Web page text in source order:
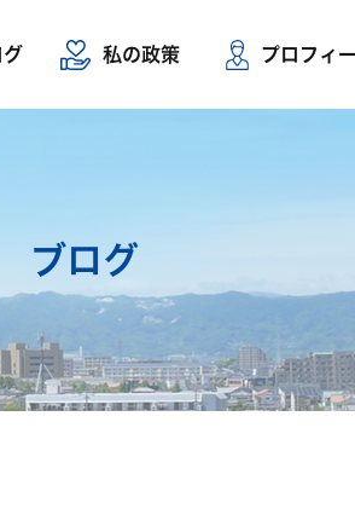
グ 私の政策 プロフィ
ブログ